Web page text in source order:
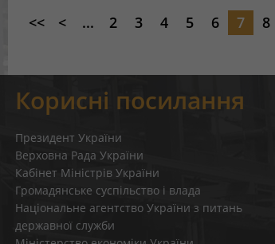
<< < ... 2 3 4 5 6 7 8
Корисні посилання
Президент України
Верховна Рада України
Кабінет Міністрів України
Громадянське суспільство і влада
Національне агентство України з питань
державної служби